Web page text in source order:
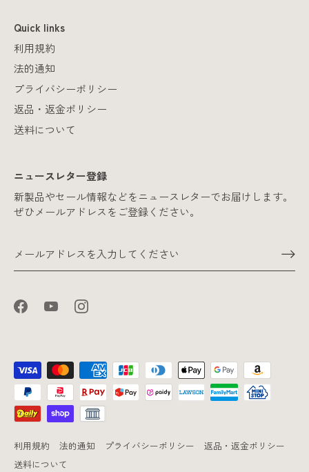
Quick links
利用規約
法的通知
プライバシーポリシー
返品・返金ポリシー
送料について
ニュースレター登録
新製品やセール情報などをニュースレターでお届けします。
ぜひメールアドレスをご登録ください。
利用規約 法的通知 プライバシーポリシー
返品・返金ポリシー
送料について